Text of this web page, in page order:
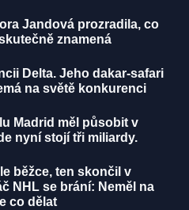
Jandová prozradila, co
znamená
Delta. Jeho dakar-safari
na světě konkurenci
Madrid měl působit v
nyní stojí tři miliardy.
běžce, ten skončil v
NHL se brání: Neměl na
co dělat